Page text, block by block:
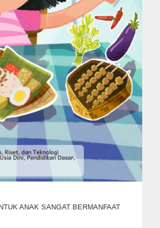
ANAK SANGAT BERMANFAAT